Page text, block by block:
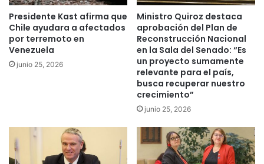
e
f
i
c
i
o
c
o
n
F
r
e
o
Presidente Kast afirma que
Chile ayudara a afectados
por terremoto en
Venezuela
junio 25, 2026
Ministro Quiroz destaca
aprobación del Plan de
Reconstrucción Nacional
en la Sala del Senado: “Es
un proyecto sumamente
relevante para el país,
busca recuperar nuestro
crecimiento”
junio 25, 2026